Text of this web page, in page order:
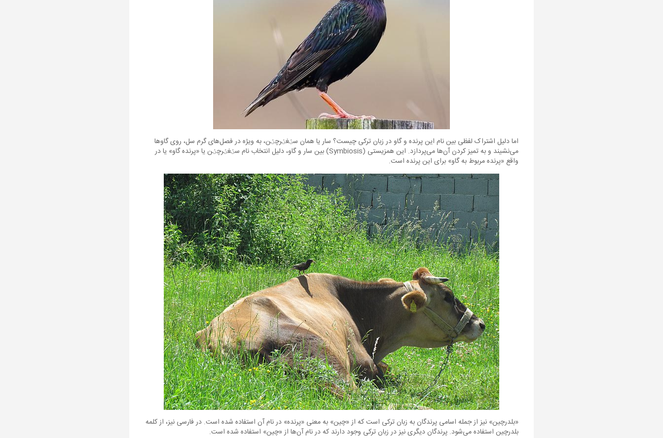
اما دلیل اشتراک لفظی بین نام این پرنده و گاو در زبان ترکی چیست؟ سار یا همان سؽغؽرچؽن، به ویژه در فصل‌های گرم سل، روی گاوها
می‌نشیند و به تمیز کردن آن‌ها می‌پردازد. این همزیستی (Symbiosis) بین سار و گاو، دلیل انتخاب نام سؽغؽرچؽن یا «پرنده گاو» یا در
واقع «پرنده مربوط به گاو» برای این پرنده است.
«بلدرچین» نیز از جمله اسامی پرندگان به زبان ترکی است که از «چین» به معنی «پرنده» در نام آن استفاده شده است. در فارسی نیز، از کلمه
بلدرچین استفاده می‌شود. پرندگان دیگری نیز در زبان ترکی وجود دارند که در نام آن‌ها از «چین» استفاده شده است.